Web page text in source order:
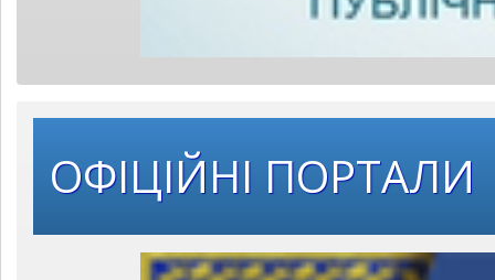
ОФІЦІЙНІ ПОРТАЛИ